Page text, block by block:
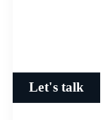
Let's talk